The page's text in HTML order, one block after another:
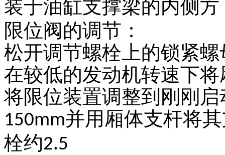
装于油缸支撑梁的内侧
限位阀的调节：
松开调节螺栓上的锁紧
在较低的发动机转速下
将限位装置调整到刚刚
150mm并用厢体支杆将
栓约2.5